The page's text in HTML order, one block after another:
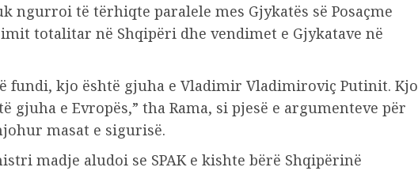
ngurroi të tërhiqte paralele mes Gjykatës së Posaçme
totalitar në Shqipëri dhe vendimet e Gjykatave në
fundi, kjo është gjuha e Vladimir Vladimiroviç Putinit. Kjo
gjuha e Evropës,” tha Rama, si pjesë e argumenteve për
masat e sigurisë.
madje aludoi se SPAK e kishte bërë Shqipërinë